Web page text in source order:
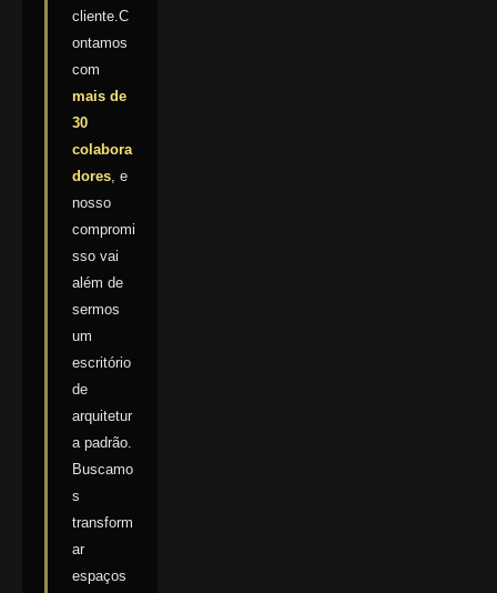
cliente.C
ontamos
com
mais de
30
colabora
dores, e
nosso
compromi
sso vai
além de
sermos
um
escritório
de
arquitetur
a padrão.
Buscamo
s
transform
ar
espaços